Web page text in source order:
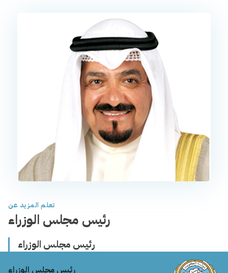
تعلم المزيد عن
رئيس مجلس الوزراء
رئيس مجلس الوزراء
رئيس مجلس الوزراء